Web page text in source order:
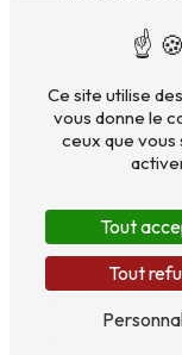
prévenir
Service
Chez
clients est
d'honneur à
de qualité à
est à votre
questions
projets
Pour toute
Ce site utilise
vous donne le
ceux que vous
Tout
Tout